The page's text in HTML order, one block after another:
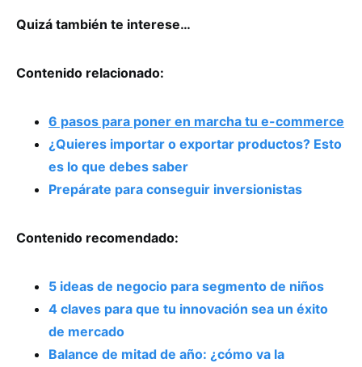
Quizá también te interese…
Contenido relacionado:
6 pasos para poner en marcha tu e-commerce
¿Quieres importar o exportar productos? Esto
es lo que debes saber
Prepárate para conseguir inversionistas
Contenido recomendado:
5 ideas de negocio para segmento de niños
4 claves para que tu innovación sea un éxito
de mercado
Balance de mitad de año: ¿cómo va la